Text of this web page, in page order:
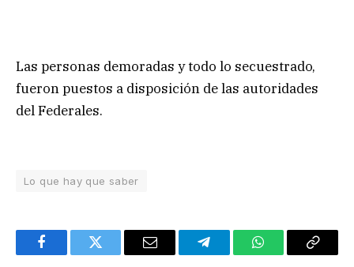
Las personas demoradas y todo lo secuestrado,
fueron puestos a disposición de las autoridades
del Federales.
Lo que hay que saber
FacebookTwitter Email TelegramWhatsAppCopy